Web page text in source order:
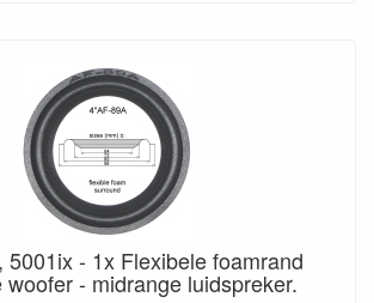
5001ix - 1x Flexibele foamrand
- midrange luidspreker.